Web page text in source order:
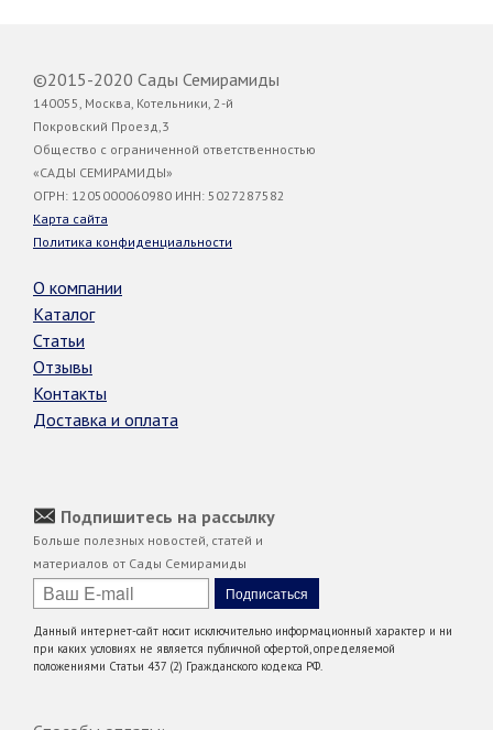
©2015-2020 Сады Семирамиды
140055, Москва, Котельники, 2-й
Покровский Проезд,3
Общество с ограниченной ответственностью
«САДЫ СЕМИРАМИДЫ»
ОГРН: 1205000060980 ИНН: 5027287582
Карта сайта
Политика конфиденциальности
О компании
Каталог
Статьи
Отзывы
Контакты
Доставка и оплата
Подпишитесь на рассылку
Больше полезных новостей, статей и
материалов от Сады Семирамиды
Данный интернет-сайт носит исключительно информационный характер и ни
при каких условиях не является публичной офертой, определяемой
положениями Статьи 437 (2) Гражданского кодекса РФ.